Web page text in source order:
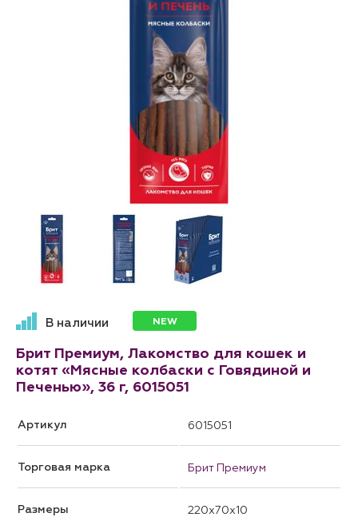
В наличии NEW
Брит Премиум, Лакомство для кошек и
котят «Мясные колбаски с Говядиной и
Печенью», 36 г, 6015051
Артикул 6015051
Торговая марка Брит Премиум
Размеры 220x70x10